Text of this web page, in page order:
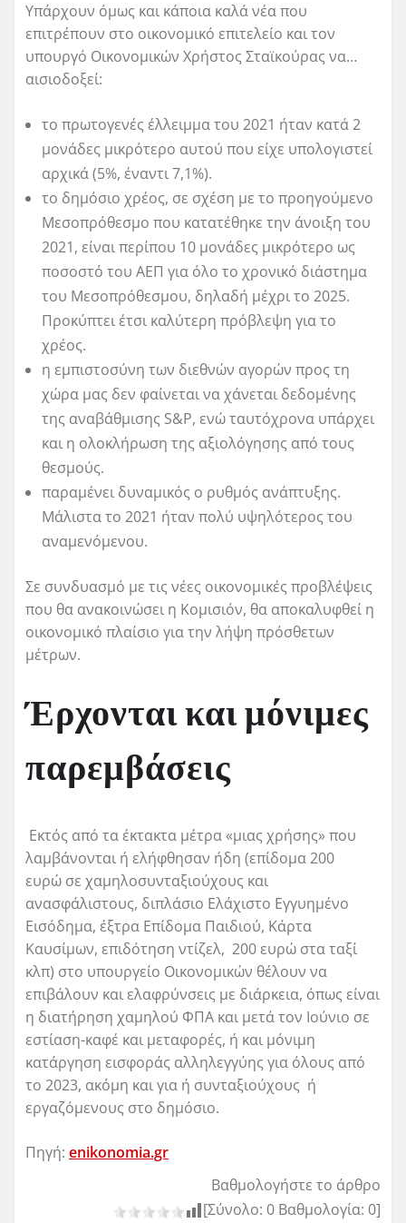
Υπάρχουν όμως και κάποια καλά νέα που
επιτρέπουν στο οικονομικό επιτελείο και τον
υπουργό Οικονομικών Χρήστος Σταϊκούρας να…
αισιοδοξεί:
το πρωτογενές έλλειμμα του 2021 ήταν κατά 2
μονάδες μικρότερο αυτού που είχε υπολογιστεί
αρχικά (5%, έναντι 7,1%).
το δημόσιο χρέος, σε σχέση με το προηγούμενο
Μεσοπρόθεσμο που κατατέθηκε την άνοιξη του
2021, είναι περίπου 10 μονάδες μικρότερο ως
ποσοστό του ΑΕΠ για όλο το χρονικό διάστημα
του Μεσοπρόθεσμου, δηλαδή μέχρι το 2025.
Προκύπτει έτσι καλύτερη πρόβλεψη για το
χρέος.
η εμπιστοσύνη των διεθνών αγορών προς τη
χώρα μας δεν φαίνεται να χάνεται δεδομένης
της αναβάθμισης S&P, ενώ ταυτόχρονα υπάρχει
και η ολοκλήρωση της αξιολόγησης από τους
θεσμούς.
παραμένει δυναμικός ο ρυθμός ανάπτυξης.
Μάλιστα το 2021 ήταν πολύ υψηλότερος του
αναμενόμενου.
Σε συνδυασμό με τις νέες οικονομικές προβλέψεις
που θα ανακοινώσει η Κομισιόν, θα αποκαλυφθεί η
οικονομικό πλαίσιο για την λήψη πρόσθετων
μέτρων.
Έρχονται και μόνιμες
παρεμβάσεις
Εκτός από τα έκτακτα μέτρα «μιας χρήσης» που
λαμβάνονται ή ελήφθησαν ήδη (επίδομα 200
ευρώ σε χαμηλοσυνταξιούχους και
ανασφάλιστους, διπλάσιο Ελάχιστο Εγγυημένο
Εισόδημα, έξτρα Επίδομα Παιδιού, Κάρτα
Καυσίμων, επιδότηση ντίζελ, 200 ευρώ στα ταξί
κλπ) στο υπουργείο Οικονομικών θέλουν να
επιβάλουν και ελαφρύνσεις με διάρκεια, όπως είναι
η διατήρηση χαμηλού ΦΠΑ και μετά τον Ιούνιο σε
εστίαση-καφέ και μεταφορές, ή και μόνιμη
κατάργηση εισφοράς αλληλεγγύης για όλους από
το 2023, ακόμη και για ή συνταξιούχους ή
εργαζόμενους στο δημόσιο.
Πηγή: enikonomia.gr
Βαθμολογήστε το άρθρο
[Σύνολο: 0 Βαθμολογία: 0]